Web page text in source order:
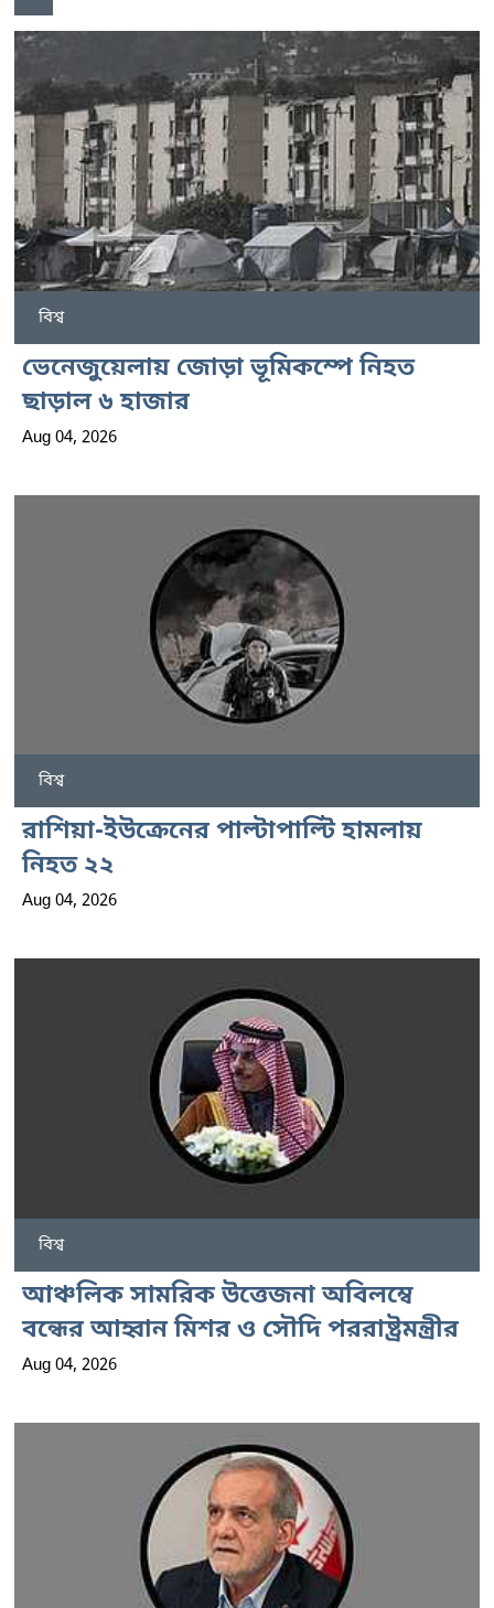
বিশ্ব
ভেনেজুয়েলায় জোড়া ভূমিকম্পে নিহত
ছাড়াল ৬ হাজার
Aug 04, 2026
বিশ্ব
রাশিয়া-ইউক্রেনের পাল্টাপাল্টি হামলায়
নিহত ২২
Aug 04, 2026
বিশ্ব
আঞ্চলিক সামরিক উত্তেজনা অবিলম্বে
বন্ধের আহ্বান মিশর ও সৌদি পররাষ্ট্রমন্ত্রীর
Aug 04, 2026